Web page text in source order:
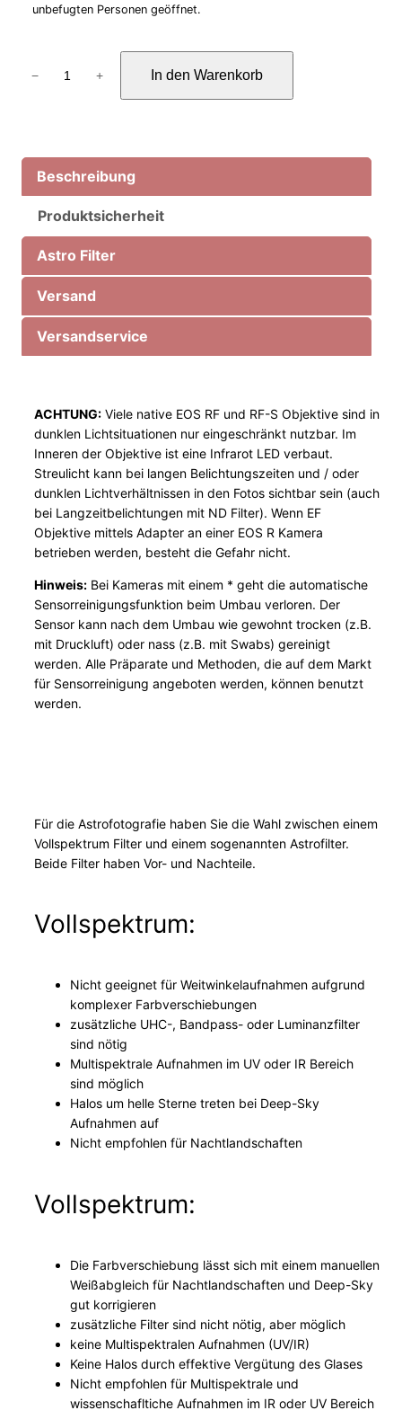
unbefugten Personen geöffnet.
m
a
C
o
− + In den Warenkorb
Beschreibung
Produktsicherheit
Astro Filter
Versand
Versandservice
ACHTUNG: Viele native EOS RF und RF-S Objektive sind in
dunklen Lichtsituationen nur eingeschränkt nutzbar. Im
Inneren der Objektive ist eine Infrarot LED verbaut.
Streulicht kann bei langen Belichtungszeiten und / oder
dunklen Lichtverhältnissen in den Fotos sichtbar sein (auch
bei Langzeitbelichtungen mit ND Filter). Wenn EF
Objektive mittels Adapter an einer EOS R Kamera
betrieben werden, besteht die Gefahr nicht.
Hinweis: Bei Kameras mit einem * geht die automatische
Sensorreinigungsfunktion beim Umbau verloren. Der
Sensor kann nach dem Umbau wie gewohnt trocken (z.B.
mit Druckluft) oder nass (z.B. mit Swabs) gereinigt
werden. Alle Präparate und Methoden, die auf dem Markt
für Sensorreinigung angeboten werden, können benutzt
werden.
Für die Astrofotografie haben Sie die Wahl zwischen einem
Vollspektrum Filter und einem sogenannten Astrofilter.
Beide Filter haben Vor- und Nachteile.
Vollspektrum:
Nicht geeignet für Weitwinkelaufnahmen aufgrund
komplexer Farbverschiebungen
zusätzliche UHC-, Bandpass- oder Luminanzfilter
sind nötig
Multispektrale Aufnahmen im UV oder IR Bereich
sind möglich
Halos um helle Sterne treten bei Deep-Sky
Aufnahmen auf
Nicht empfohlen für Nachtlandschaften
Vollspektrum:
Die Farbverschiebung lässt sich mit einem manuellen
Weißabgleich für Nachtlandschaften und Deep-Sky
gut korrigieren
zusätzliche Filter sind nicht nötig, aber möglich
keine Multispektralen Aufnahmen (UV/IR)
Keine Halos durch effektive Vergütung des Glases
Nicht empfohlen für Multispektrale und
wissenschafltiche Aufnahmen im IR oder UV Bereich